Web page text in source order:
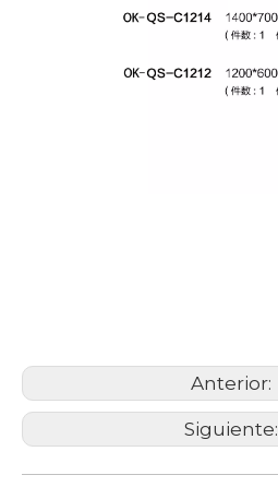
Anterior:
Siguiente: